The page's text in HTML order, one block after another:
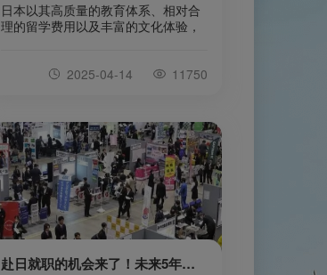
日本以其高质量的教育体系、相对合
理的留学费用以及丰富的文化体验，
同，许多学生因不了解具体要求而错
能力、年龄限制等关键信息，帮助你
明确自己的入学门槛，顺利规划留学
之路。一、日本留学的基本申请条件
无论申请语言学校、专门学校、大学
还是研究生院，以下条件是普遍要
求：1.学历要求高
2025-04-14 11750
赴日就职的机会来了！未来5年日本政府将招收80多万外国人！